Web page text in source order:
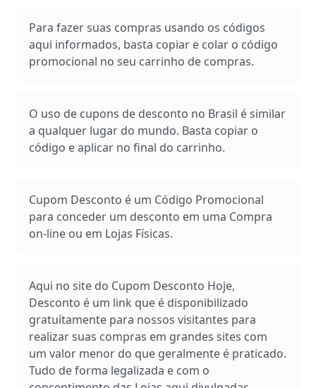
Para fazer suas compras usando os códigos
aqui informados, basta copiar e colar o código
promocional no seu carrinho de compras.
O uso de cupons de desconto no Brasil é similar
a qualquer lugar do mundo. Basta copiar o
código e aplicar no final do carrinho.
Cupom Desconto é um Código Promocional
para conceder um desconto em uma Compra
on-line ou em Lojas Físicas.
Aqui no site do Cupom Desconto Hoje,
Desconto é um link que é disponibilizado
gratuítamente para nossos visitantes para
realizar suas compras em grandes sites com
um valor menor do que geralmente é praticado.
Tudo de forma legalizada e com o